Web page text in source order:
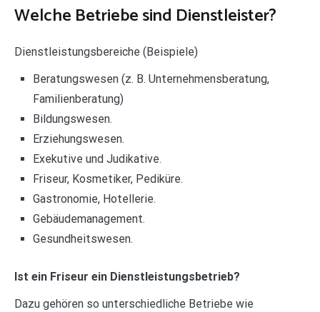
Welche Betriebe sind Dienstleister?
Dienstleistungsbereiche (Beispiele)
Beratungswesen (z. B. Unternehmensberatung,
Familienberatung)
Bildungswesen.
Erziehungswesen.
Exekutive und Judikative.
Friseur, Kosmetiker, Pediküre.
Gastronomie, Hotellerie.
Gebäudemanagement.
Gesundheitswesen.
Ist ein Friseur ein Dienstleistungsbetrieb?
Dazu gehören so unterschiedliche Betriebe wie